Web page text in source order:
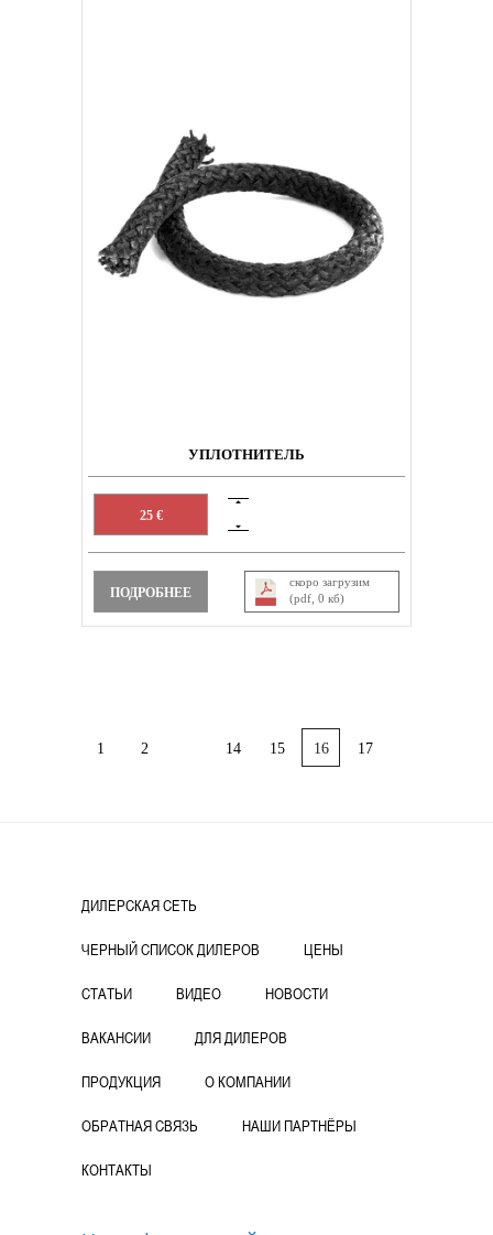
УПЛОТНИТЕЛЬ
25 €
ПОДРОБНЕЕ
скоро загрузим
(pdf, 0 кб)
1 2 14 15 16 17
ДИЛЕРСКАЯ СЕТЬ
ЧЕРНЫЙ СПИСОК ДИЛЕРОВ ЦЕНЫ
СТАТЬИ ВИДЕО НОВОСТИ
ВАКАНСИИ ДЛЯ ДИЛЕРОВ
ПРОДУКЦИЯ О КОМПАНИИ
ОБРАТНАЯ СВЯЗЬ НАШИ ПАРТНЁРЫ
КОНТАКТЫ